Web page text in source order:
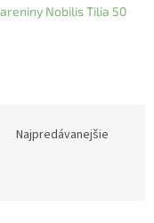
Nobilis Tilia 50
Najpredávanejšie